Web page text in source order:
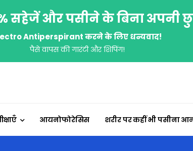
सहेजें और पसीने के बिना अपनी
Antiperspirant करने के लिए धन्यवाद!
पैसे वापस की गारंटी और शिपिंग!
आयनोफोरेसिस शरीर पर कहीं भी पसीना